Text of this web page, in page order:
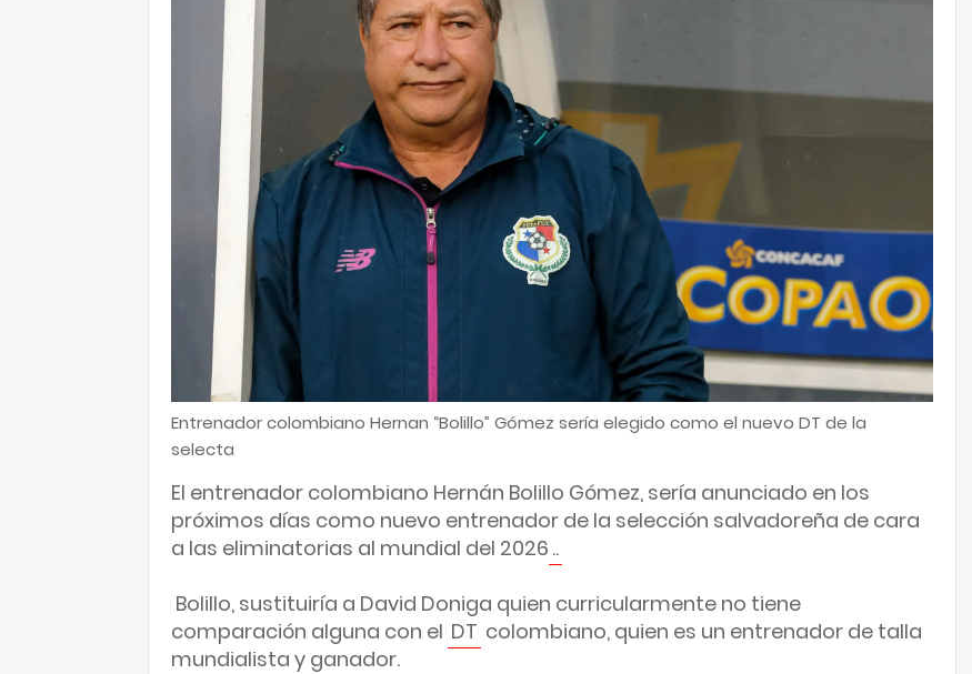
Entrenador colombiano Hernan “Bolillo” Gómez sería elegido como el nuevo DT de la
selecta
El entrenador colombiano Hernán Bolillo Gómez, sería anunciado en los
próximos días como nuevo entrenador de la selección salvadoreña de cara
a las eliminatorias al mundial del 2026 ..
Bolillo, sustituiría a David Doniga quien curricularmente no tiene
comparación alguna con el DT colombiano, quien es un entrenador de talla
mundialista y ganador.